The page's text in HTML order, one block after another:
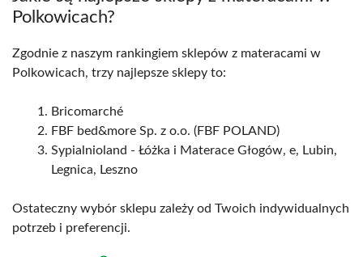
Polkowicach?
Zgodnie z naszym rankingiem sklepów z materacami w
Polkowicach, trzy najlepsze sklepy to:
Bricomarché
FBF bed&more Sp. z o.o. (FBF POLAND)
Sypialnioland - Łóżka i Materace Głogów, e, Lubin,
Legnica, Leszno
Ostateczny wybór sklepu zależy od Twoich indywidualnych
potrzeb i preferencji.